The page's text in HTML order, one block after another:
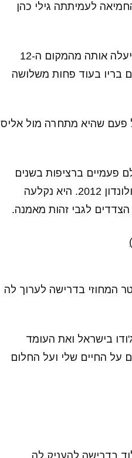
לעמיתתה גילי כהן
בזכות ההישג בבאקו, שלזינגר תקבל 500 נקודות נוספות לדירוג מה שיעלה אותה מהמקום ה-12
בריו בעוד פחות משלושה
פעם שהיא מתחרה מול אליס
פעמיים ברציפות בשנים
2013-2014), ואף ייצגה את ישראל בשתי אולימפיאדות, בייג'ינג 2008 ולונדון 2012. היא נקלעה
לגבי זהות מאמנה.
המחוזי בדרישה לערוך לה
הג'ודו בישראל ואת העומד
על החיים שלי ועל החלום
בדרישה להעניק לה